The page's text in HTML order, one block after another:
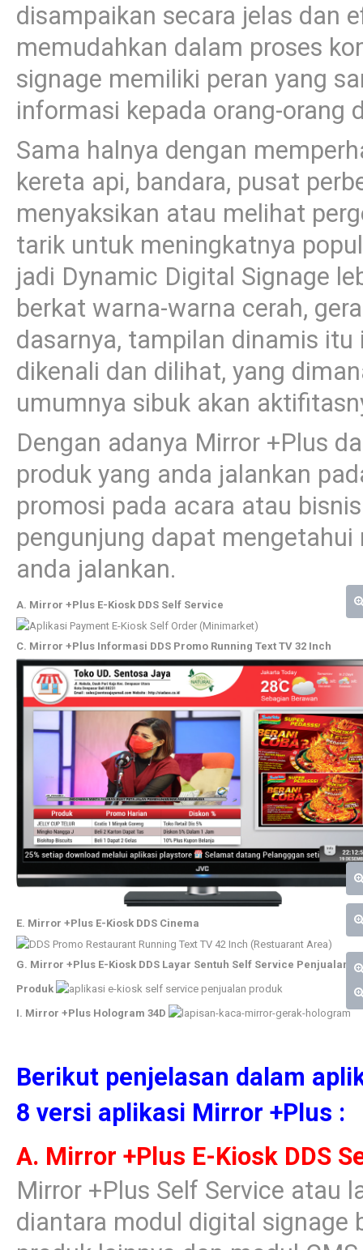
disampaikan secara jelas dan
memudahkan dalam proses
signage memiliki peran yang
informasi kepada orang-orang
Sama halnya dengan
kereta api, bandara, pusat
menyaksikan atau melihat
tarik untuk meningkatnya
jadi Dynamic Digital Signage
berkat warna-warna cerah,
dasarnya, tampilan dinamis
dikenali dan dilihat, yang
umumnya sibuk akan
Dengan adanya Mirror +Plus
produk yang anda jalankan
promosi pada acara atau
pengunjung dapat
anda jalankan.
A. Mirror +Plus E-Kiosk DDS Self Service
C. Mirror +Plus Informasi DDS Promo Running Text TV 32 Inch
E. Mirror +Plus E-Kiosk DDS Cinema
G. Mirror +Plus E-Kiosk DDS Layar Sentuh Self Service Penjualan
Produk
I. Mirror +Plus Hologram 34D
Berikut penjelasan dalam
8 versi aplikasi Mirror +Plus :
A. Mirror +Plus E-Kiosk DDS
Mirror +Plus Self Service atau
diantara modul digital signage